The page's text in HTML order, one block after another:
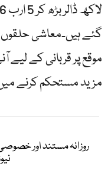
گئے ہیں۔معاشی
موقع پر قربانی کے لیے
مزید مستحکم کرنے
روزانہ مستند اور